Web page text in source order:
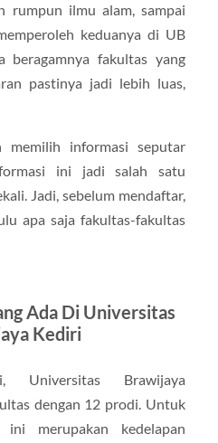
rumpun ilmu alam, sampai
keduanya di UB
beragamnya fakultas yang
pastinya jadi lebih luas,
memilih informasi seputar
ini jadi salah satu
Jadi, sebelum mendaftar,
apa saja fakultas-fakultas
Ada Di Universitas
Kediri
Brawijaya
dengan 12 prodi. Untuk
merupakan kedelapan